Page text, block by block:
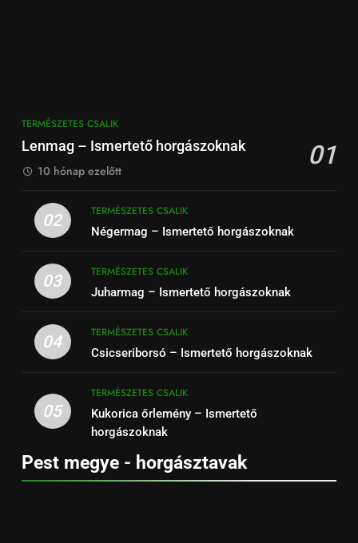
TERMÉSZETES CSALIK
Lenmag – Ismertető horgászoknak 01
10 hónap ezelőtt
02
TERMÉSZETES CSALIK
Négermag – Ismertető horgászoknak
03
TERMÉSZETES CSALIK
Juharmag – Ismertető horgászoknak
04
TERMÉSZETES CSALIK
Csicseriborsó – Ismertető horgászoknak
05
TERMÉSZETES CSALIK
Kukorica őrlemény – Ismertető
horgászoknak
Pest megye - horgásztavak